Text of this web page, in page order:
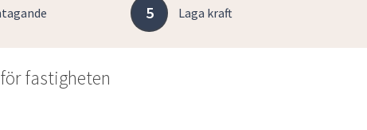
5 Laga kraft
fastigheten